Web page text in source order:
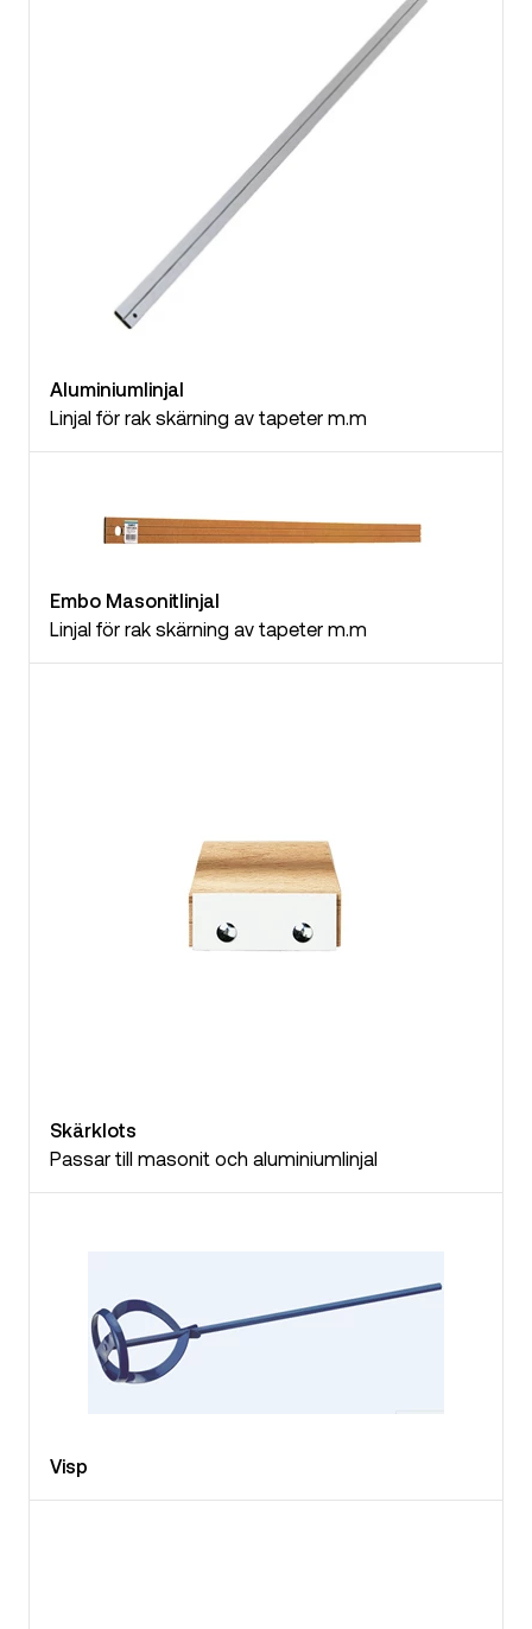
Aluminiumlinjal
Linjal för rak skärning av tapeter m.m
Embo Masonitlinjal
Linjal för rak skärning av tapeter m.m
Skärklots
Passar till masonit och aluminiumlinjal
Visp